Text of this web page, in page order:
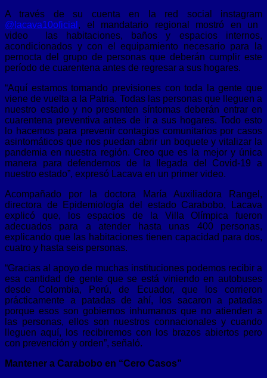
A través de su cuenta en la red social instagram
@lacava10oficial , el mandatario regional mostró en un
video las habitaciones, baños y espacios internos,
acondicionados y con el equipamiento necesario para la
pernocta del grupo de personas que deberán cumplir este
período de cuarentena antes de regresar a sus hogares.
“Aquí estamos tomando previsiones con toda la gente que
viene de vuelta a la Patria. Todas las personas que lleguen a
nuestro estado y no presenten síntomas deberán entrar en
cuarentena preventiva antes de ir a sus hogares. Todo esto
lo hacemos para prevenir contagios comunitarios por casos
asintomáticos que nos puedan abrir un boquete y vitalizar la
pandemia en nuestra región. Creo que es la mejor y única
manera para defendernos de la llegada del Covid-19 a
nuestro estado”, expresó Lacava en un primer video.
Acompañado por la doctora María Auxiliadora Rangel,
directora de Epidemiología del estado Carabobo, Lacava
explicó que, los espacios de la Villa Olímpica fueron
adecuados para a atender hasta unas 400 personas,
explicando que las habitaciones tienen capacidad para dos,
cuatro y hasta seis personas.
“Gracias al apoyo de muchas instituciones podemos recibir a
esa cantidad de gente que se está viniendo en autobuses
desde Colombia, Perú, de Ecuador, que los corrieron
prácticamente a patadas de ahí, los sacaron a patadas
porque esos son gobiernos inhumanos que no atienden a
las personas, ellos son nuestros connacionales y cuando
lleguen aquí, los recibiremos con los brazos abiertos pero
con prevención y orden”, señaló.
Mantener a Carabobo en “Cero Casos”